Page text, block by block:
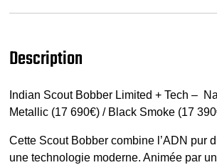
Description
Indian Scout Bobber Limited + Tech –
Metallic (17 690€) / Black Smoke (17
Cette Scout Bobber combine l’ADN pur
une technologie moderne. Animée par